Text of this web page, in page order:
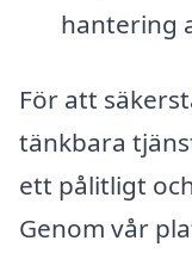
hantering
För att
tänkbara
ett pålitligt
Genom vår